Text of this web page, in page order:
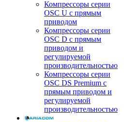
Компрессоры серии
OSC U с прямым
приводом
Компрессоры серии
OSC D с прямым
приводом и
регулируемой
производительностью
Компрессоры серии
OSC DS Premium с
прямым приводом и
регулируемой
производительностью